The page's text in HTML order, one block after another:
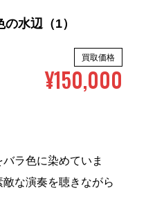
の水辺（1）
買取価格
¥150,000
ラ色に染めていま
な演奏を聴きながら